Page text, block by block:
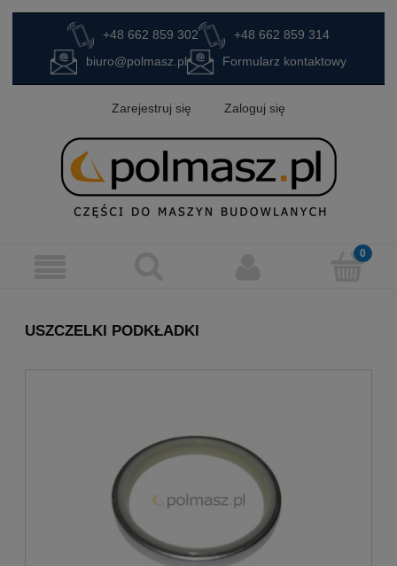
+48 662 859 302
+48 662 859 314
biuro@polmasz.pl
Formularz kontaktowy
Zarejestruj się Zaloguj się
USZCZELKI PODKŁADKI